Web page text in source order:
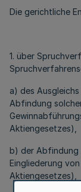
Die gerichtliche
1. über
a) des
Abfindung
Aktiengesetzes),
b) der Abfindung
Eingliederung
Aktiengesetzes),